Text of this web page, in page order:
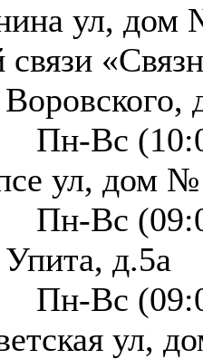
ул,
связи
Пн-Вс
ул, дом
Пн-Вс
д.5а
Пн-Вс
ул,